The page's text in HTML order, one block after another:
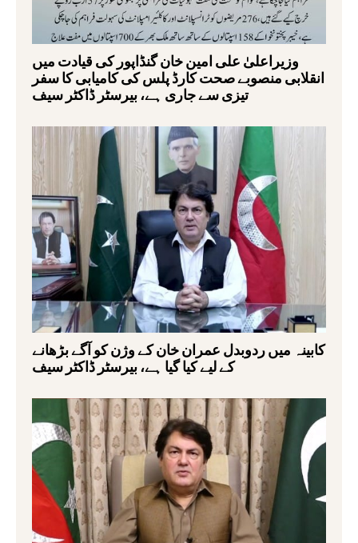
وزیراعلیٰ علی امین خان گنڈاپور کی قیادت میں
انقلابی منصوبے صحت کارڈ پلس کی کامیابی کا سفر
تیزی سے جاری ہے، بیرسٹر ڈاکٹر سیف
کابینہ میں ردوبدل عمران خان کے وژن کو آگے بڑھانے
کے لیے کیا گیا ہے، بیرسٹر ڈاکٹر سیف